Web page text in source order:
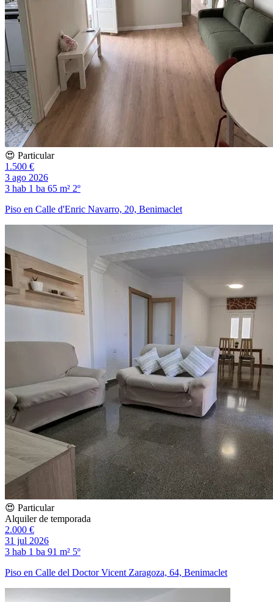
😍 Particular
1.500 €
3 ago 2026
3 hab 1 ba 65 m² 2º
Piso en Calle d'Enric Navarro, 20, Benimaclet
😍 Particular
Alquiler de temporada
2.000 €
31 jul 2026
3 hab 1 ba 91 m² 5º
Piso en Calle del Doctor Vicent Zaragoza, 64, Benimaclet